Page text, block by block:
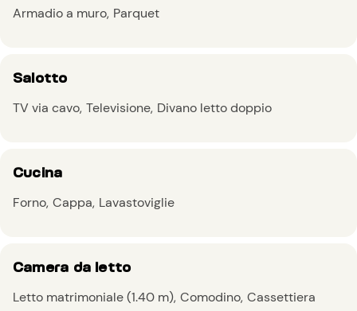
Armadio a muro Parquet
Salotto
TV via cavo Televisione Divano letto doppio
Cucina
Forno Cappa Lavastoviglie
Camera da letto
Letto matrimoniale (1.40 m) Comodino Cassettiera